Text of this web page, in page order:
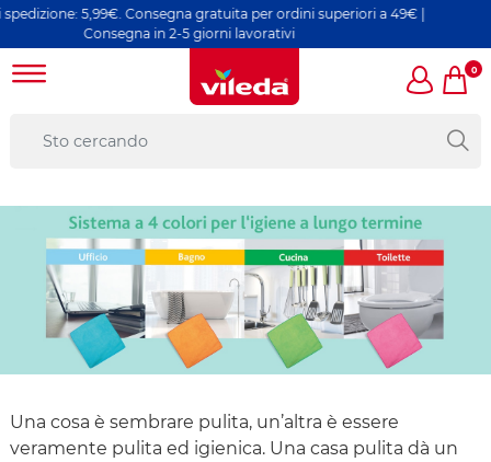
5,99€. Consegna gratuita per ordini superiori a 49€ |
Consegna in 2-5 giorni lavorativi
0
Una cosa è sembrare pulita, un’altra è essere
veramente pulita ed igienica. Una casa pulita dà un